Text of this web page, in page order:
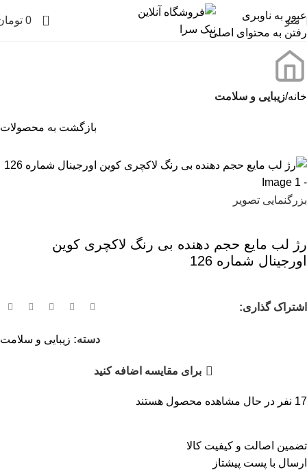
عبور به ناوبری
رفتن به محتوای اصلی
منو 0
0
خانه زیبایی و سلامت
بازگشت به محصولات
بزرگنمایی تصویر
رژ لب مایع حجم دهنده بی رنگ لاکچری کوین
اورجینال شماره 126
اشتراک گذاری:
دسته: زیبایی و سلامت
برای مقایسه اضافه کنید
17 نفر در حال مشاهده محصول هستند
تضمین اصالت و کیفیت کالا
ارسال با پست پیشتاز